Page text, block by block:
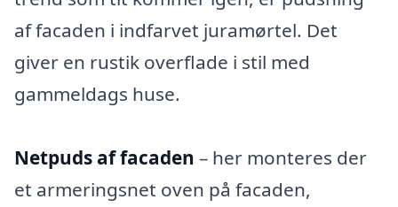
af facaden i indfarvet juramørtel. Det
giver en rustik overflade i stil med
gammeldags huse.
Netpuds af facaden – her monteres der
et armeringsnet oven på facaden,